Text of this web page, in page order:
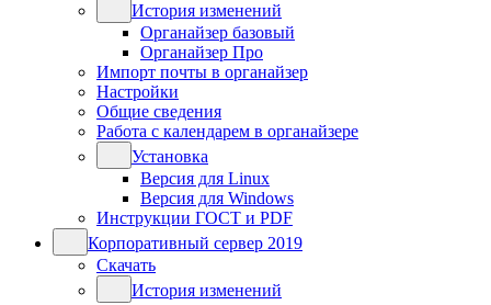
История изменений
Органайзер базовый
Органайзер Про
Импорт почты в органайзер
Настройки
Общие сведения
Работа с календарем в органайзере
Установка
Версия для Linux
Версия для Windows
Инструкции ГОСТ и PDF
Корпоративный сервер 2019
Скачать
История изменений